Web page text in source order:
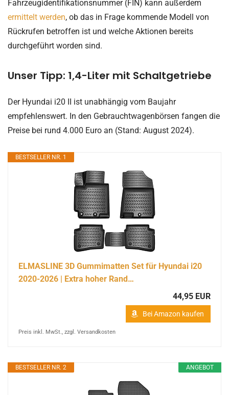
Fahrzeugidentifikationsnummer (FIN) kann außerdem
ermittelt werden, ob das in Frage kommende Modell von
Rückrufen betroffen ist und welche Aktionen bereits
durchgeführt worden sind.
Unser Tipp: 1,4-Liter mit Schaltgetriebe
Der Hyundai i20 II ist unabhängig vom Baujahr
empfehlenswert. In den Gebrauchtwagenbörsen fangen die
Preise bei rund 4.000 Euro an (Stand: August 2024).
BESTSELLER NR. 1
ELMASLINE 3D Gummimatten Set für Hyundai i20
2020-2026 | Extra hoher Rand…
44,95 EUR
Bei Amazon kaufen
Preis inkl. MwSt., zzgl. Versandkosten
ANGEBOT
BESTSELLER NR. 2